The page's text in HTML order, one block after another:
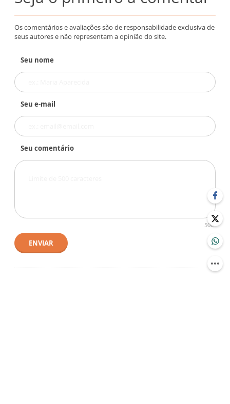
Os comentários e avaliações são de responsabilidade exclusiva de
seus autores e não representam a opinião do site.
Seu nome
Seu e-mail
Seu comentário
500
ENVIAR